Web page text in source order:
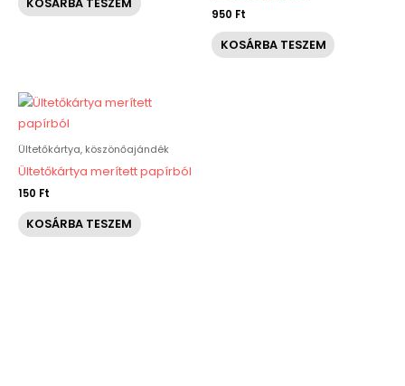
950 Ft
KOSÁRBA TESZEM
Ültetőkártya, köszönőajándék
Ültetőkártya merített papírból
150 Ft
KOSÁRBA TESZEM